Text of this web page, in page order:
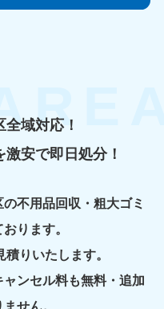
域対応！
安で即日処分！
不用品回収・粗大ゴミ
ります。
りいたします。
ンセル料も無料・追加
せん。